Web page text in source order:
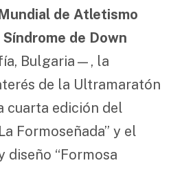
de Atletismo
de Down
Bulgaria—, la
de la Ultramaratón
cuarta edición del
Formoseñada” y el
diseño “Formosa